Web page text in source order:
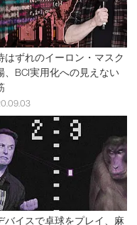
はずれのイーロン・マスク
、BCI実用化への見えない
バイスで卓球をプレイ、麻